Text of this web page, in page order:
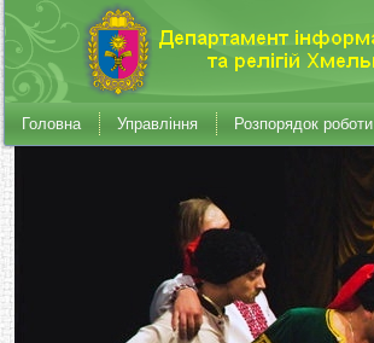
Головна Управління Розпорядок роботи